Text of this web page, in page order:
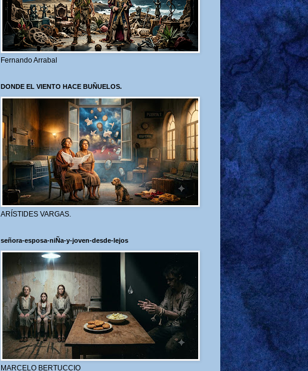
Fernando Arrabal
DONDE EL VIENTO HACE BUÑUELOS.
ARÍSTIDES VARGAS.
señora-esposa-niÑa-y-joven-desde-lejos
MARCELO BERTUCCIO